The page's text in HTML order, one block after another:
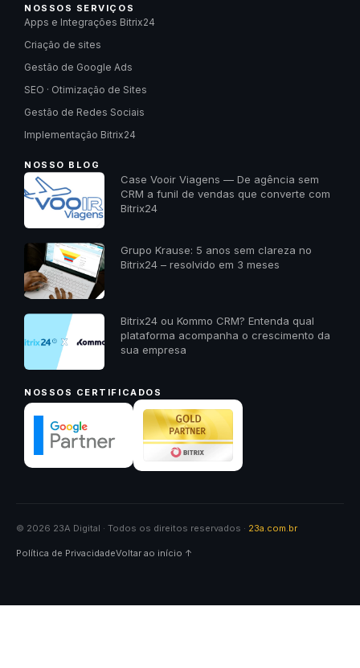
NOSSOS SERVIÇOS
Apps e Integrações Bitrix24
Criação de sites
Gestão de Google Ads
SEO · Otimização de Sites
Gestão de Redes Sociais
Implementação Bitrix24
NOSSO BLOG
Case Vooir Viagens — De agência sem
CRM a funil de vendas que converte com
Bitrix24
Grupo Krause: 5 anos sem clareza no
Bitrix24 – resolvido em 3 meses
Bitrix24 ou Kommo CRM? Entenda qual
plataforma acompanha o crescimento da
sua empresa
NOSSOS CERTIFICADOS
© 2026 23A Digital · Todos os direitos reservados · 23a.com.br
Política de PrivacidadeVoltar ao início ↑